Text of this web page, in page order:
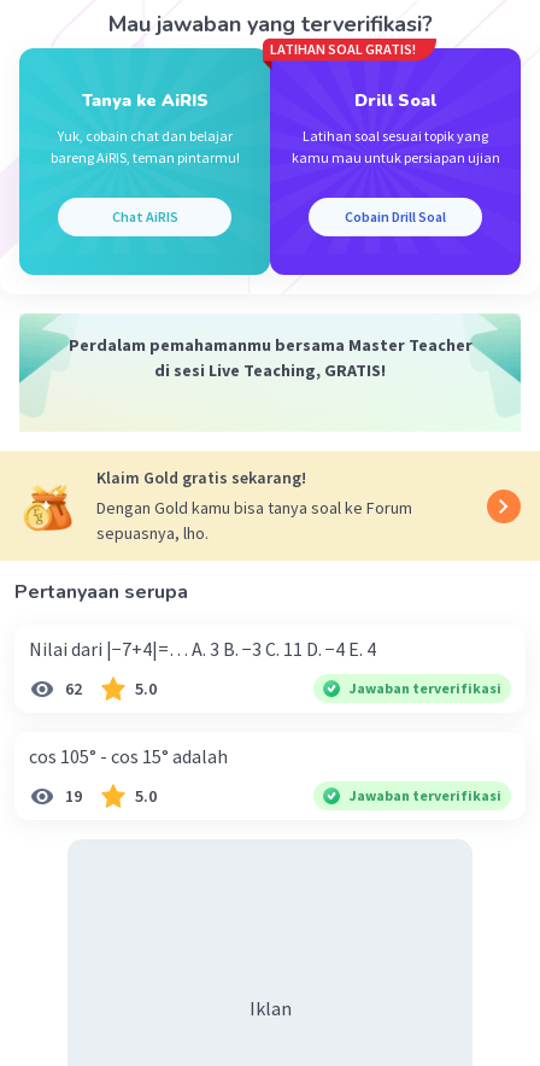
Iklan
Mohon maaf jika jawaban nya salah
Beri Rating·0.0
Mau jawaban yang terverifikasi?
Tanya ke AiRIS
Yuk, cobain chat dan belajar
bareng AiRIS, teman pintarmu!
Chat AiRIS
LATIHAN SOAL GRATIS!
Drill Soal
Latihan soal sesuai topik yang
kamu mau untuk persiapan ujian
Cobain Drill Soal
Perdalam pemahamanmu bersama Master Teacher
di sesi Live Teaching, GRATIS!
Klaim Gold gratis sekarang!
Dengan Gold kamu bisa tanya soal ke Forum
sepuasnya, lho.
Pertanyaan serupa
Nilai dari |−7+4|=… A. 3 B. −3 C. 11 D. −4 E. 4
62 5.0 Jawaban terverifikasi
cos 105° - cos 15° adalah
19 5.0 Jawaban terverifikasi
Iklan